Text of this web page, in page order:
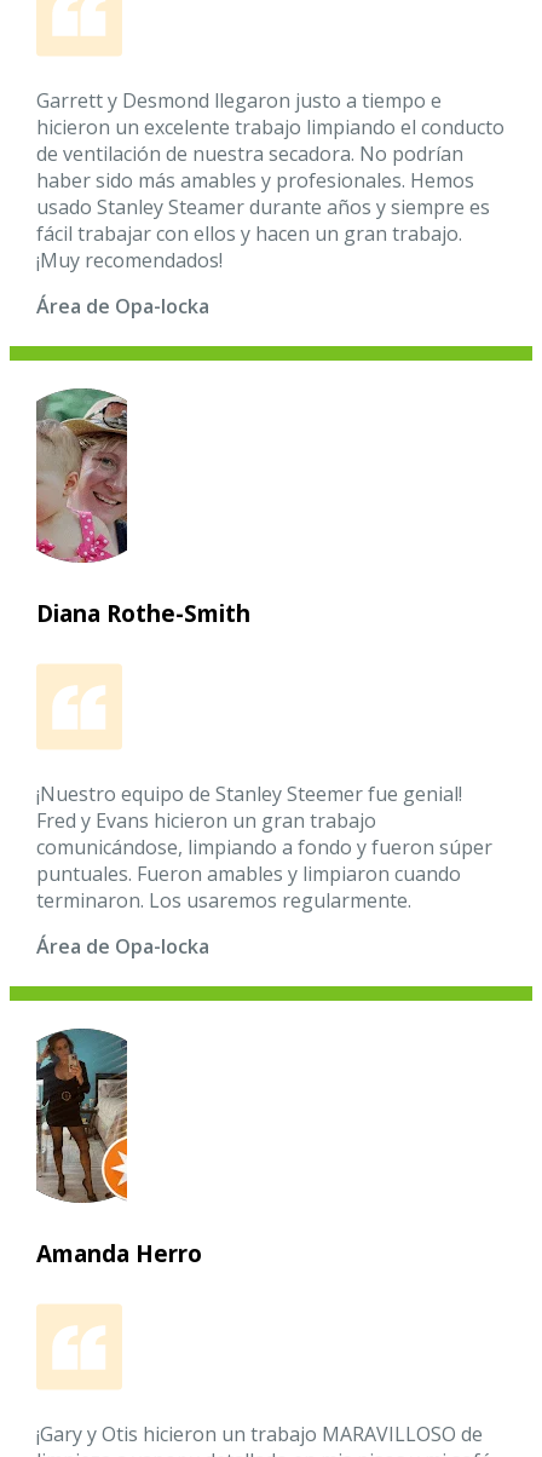
Garrett y Desmond llegaron justo a tiempo e
hicieron un excelente trabajo limpiando el conducto
de ventilación de nuestra secadora. No podrían
haber sido más amables y profesionales. Hemos
usado Stanley Steamer durante años y siempre es
fácil trabajar con ellos y hacen un gran trabajo.
¡Muy recomendados!
Área de Opa-locka
Diana Rothe-Smith
¡Nuestro equipo de Stanley Steemer fue genial!
Fred y Evans hicieron un gran trabajo
comunicándose, limpiando a fondo y fueron súper
puntuales. Fueron amables y limpiaron cuando
terminaron. Los usaremos regularmente.
Área de Opa-locka
Amanda Herro
¡Gary y Otis hicieron un trabajo MARAVILLOSO de